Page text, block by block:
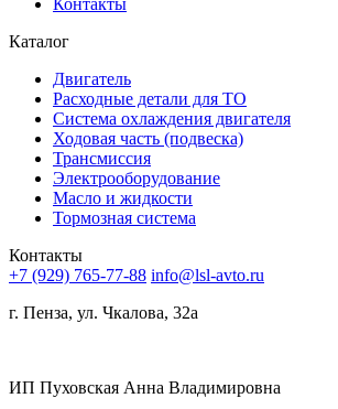
Каталог
Двигатель
Расходные детали для ТО
Система охлаждения двигателя
Ходовая часть (подвеска)
Трансмиссия
Электрооборудование
Масло и жидкости
Тормозная система
Контакты
+7 (929) 765-77-88 info@lsl-avto.ru
г. Пенза, ул. Чкалова, 32а
ИП Пуховская Анна Владимировна